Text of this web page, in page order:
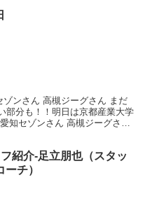
ンさん 高槻ジーグさん まだ
部分も！！明日は京都産業大学
知セゾンさん 高槻ジーグさん
紹介-足立朋也（スタッ
ーチ）